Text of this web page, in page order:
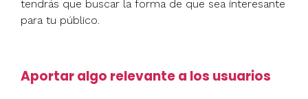
tendrás que buscar la forma de que sea interesante
para tu público.
Aportar algo relevante a los usuarios